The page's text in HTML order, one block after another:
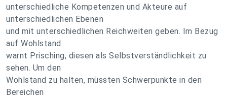
unterschiedliche Kompetenzen und Akteure auf
unterschiedlichen Ebenen
und mit unterschiedlichen Reichweiten geben. Im Bezug
auf Wohlstand
warnt Prisching, diesen als Selbstverständlichkeit zu
sehen. Um den
Wohlstand zu halten, müssten Schwerpunkte in den
Bereichen